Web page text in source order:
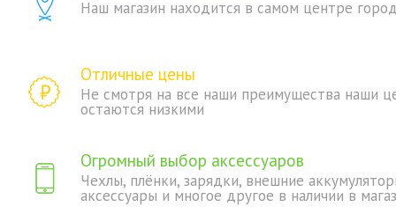
Наш магазин находится в самом центре
Отличные цены
Не смотря на все наши преимущества наши
остаются низкими
Огромный выбор аксессуаров
Чехлы, плёнки, зарядки, внешние
аксессуары и многое другое в наличии в